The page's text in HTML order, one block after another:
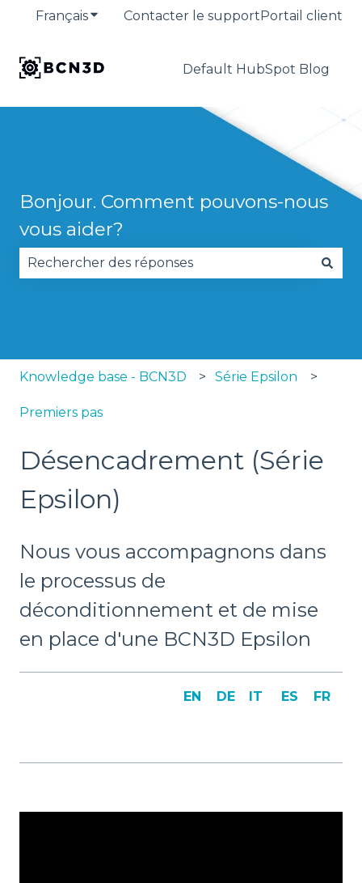
FrançaisAfficher le sous-menu pour les
Contacter le supportPortail client
Default HubSpot Blog
Bonjour. Comment pouvons-nous
vous aider?
Knowledge base - BCN3D Série Epsilon
Premiers pas
Désencadrement (Série
Epsilon)
Nous vous accompagnons dans
le processus de
déconditionnement et de mise
en place d'une BCN3D Epsilon
EN DE IT ES FR